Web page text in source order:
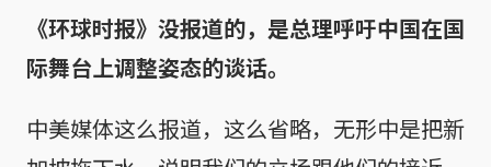
《环球时报》没报道的，是总理呼吁中国在国
际舞台上调整姿态的谈话。
中美媒体这么报道，这么省略，无形中是把新